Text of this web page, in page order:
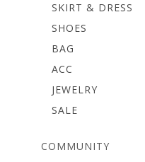
SKIRT & DRESS
SHOES
BAG
ACC
JEWELRY
SALE
COMMUNITY